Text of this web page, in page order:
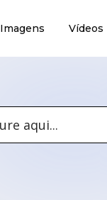
Imagens Vídeos